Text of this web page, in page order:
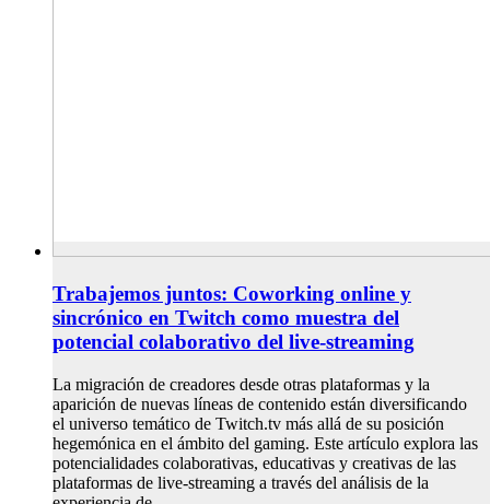
Trabajemos juntos: Coworking online y
sincrónico en Twitch como muestra del
potencial colaborativo del live-streaming
La migración de creadores desde otras plataformas y la
aparición de nuevas líneas de contenido están diversificando
el universo temático de Twitch.tv más allá de su posición
hegemónica en el ámbito del gaming. Este artículo explora las
potencialidades colaborativas, educativas y creativas de las
plataformas de live-streaming a través del análisis de la